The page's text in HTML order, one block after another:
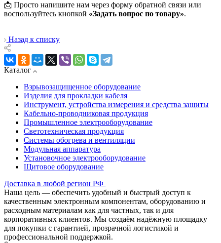
📩 Просто напишите нам через форму обратной связи или
воспользуйтесь кнопкой «Задать вопрос по товару».
Назад к списку
Каталог
Взрывозащищенное оборудование
Изделия для прокладки кабеля
Инструмент, устройства измерения и средства защиты
Кабельно-проводниковая продукция
Промышленное электрооборудование
Светотехническая продукция
Системы обогрева и вентиляции
Модульная аппаратура
Установочное электрооборудование
Щитовое оборудование
Доставка в любой регион РФ
Наша цель — обеспечить удобный и быстрый доступ к
качественным электронным компонентам, оборудованию и
расходным материалам как для частных, так и для
корпоративных клиентов. Мы создаём надёжную площадку
для покупки с гарантией, прозрачной логистикой и
профессиональной поддержкой.